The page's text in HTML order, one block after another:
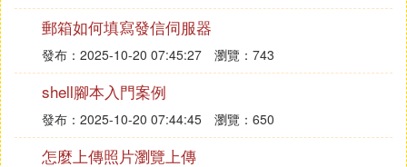
郵箱如何填寫發信伺服器
發布：2025-10-20 07:45:27 瀏覽：743
shell腳本入門案例
發布：2025-10-20 07:44:45 瀏覽：650
怎麼上傳照片瀏覽上傳